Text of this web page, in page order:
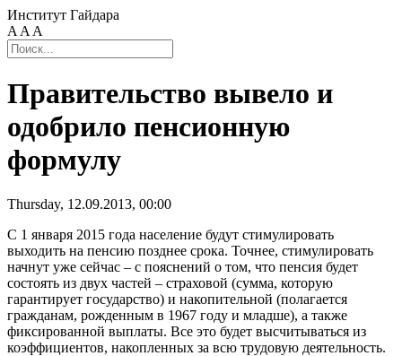
Институт Гайдара
A A A
Правительство вывело и
одобрило пенсионную
формулу
Thursday, 12.09.2013, 00:00
С 1 января 2015 года население будут стимулировать
выходить на пенсию позднее срока. Точнее, стимулировать
начнут уже сейчас – с пояснений о том, что пенсия будет
состоять из двух частей – страховой (сумма, которую
гарантирует государство) и накопительной (полагается
гражданам, рожденным в 1967 году и младше), а также
фиксированной выплаты. Все это будет высчитываться из
коэффициентов, накопленных за всю трудовую деятельность.